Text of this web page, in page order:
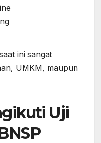
ini sangat
UMKM, maupun
Uji